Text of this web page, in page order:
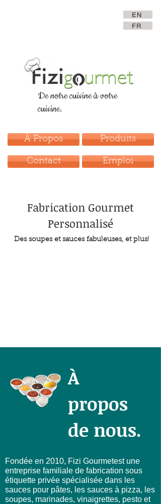
EN
FR
De notre cuisine à votre
cuisine.
À Propos Produits
Contact Emploi
Fabrication Gourmet
Personnalisé
Des soupes et sauces fabuleuses, et plus!
À
propos
de nous.
Fondée en 2010, Fizi Gourmetest une
entreprise familiale de fabrication sous
étiquette privée spécialisée dans les
sauces pour pâtes, les sauces à pizza, les
soupes, marinades, vinaigrettes, pesto et